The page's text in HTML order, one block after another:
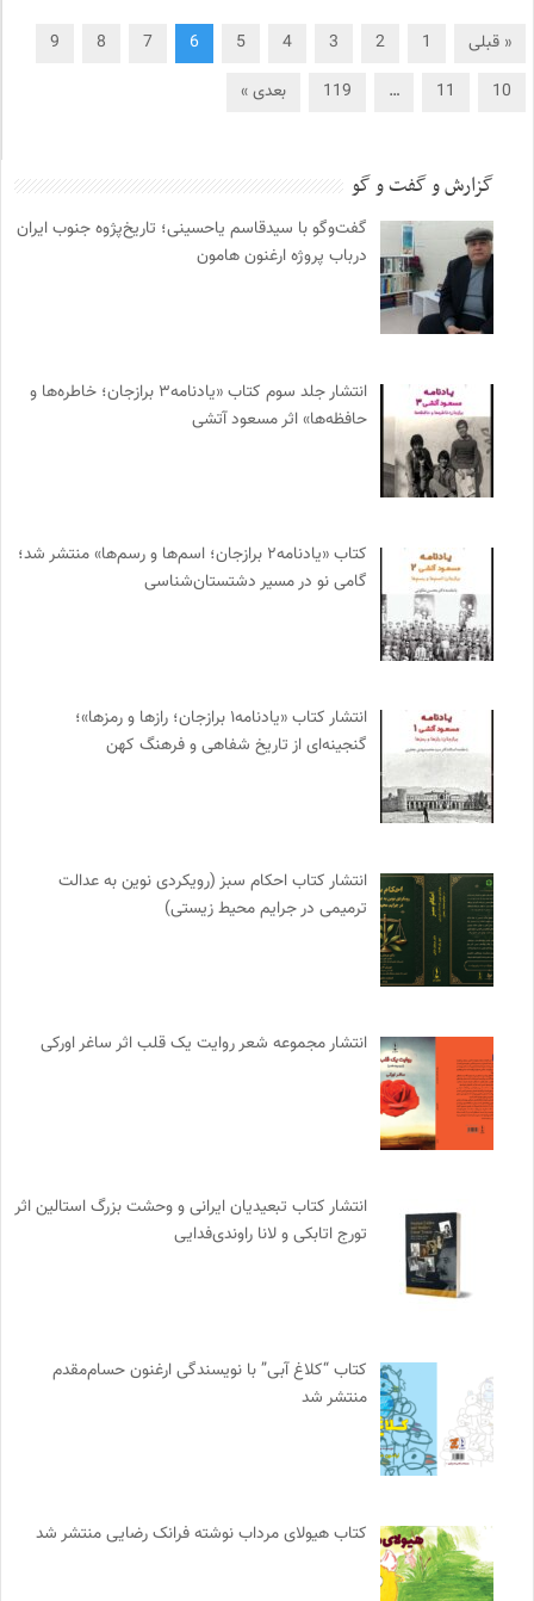
« قبلی 1
2
3
4
5
6
7
8
9
10
11
…
119 بعدی »
گزارش و گفت و گو
گفت‌وگو با سیدقاسم یاحسینی؛ تاریخ‌پژوه جنوب ایران
درباب پروژه ارغنون هامون
انتشار جلد سوم کتاب «یادنامه۳ برازجان؛ خاطره‌ها و
حافظه‌ها» اثر مسعود آتشی
کتاب «یادنامه۲ برازجان؛ اسم‌ها و رسم‌ها» منتشر شد؛
گامی نو در مسیر دشتستان‌شناسی
انتشار کتاب «یادنامه۱ برازجان؛ رازها و رمزها»؛
گنجینه‌ای از تاریخ شفاهی و فرهنگ کهن
انتشار کتاب احکام سبز (رویکردی نوین به عدالت
ترمیمی در جرایم محیط‌ زیستی)
انتشار مجموعه شعر روایت یک قلب اثر ساغر اورکی
انتشار کتاب تبعیدیان ایرانی و وحشت بزرگ استالین اثر
تورج اتابکی و لانا راوندی‌فدایی
کتاب “کلاغ آبی” با نویسندگی ارغنون حسام‌مقدم
منتشر شد
کتاب هیولای مرداب نوشته فرانک رضایی منتشر شد